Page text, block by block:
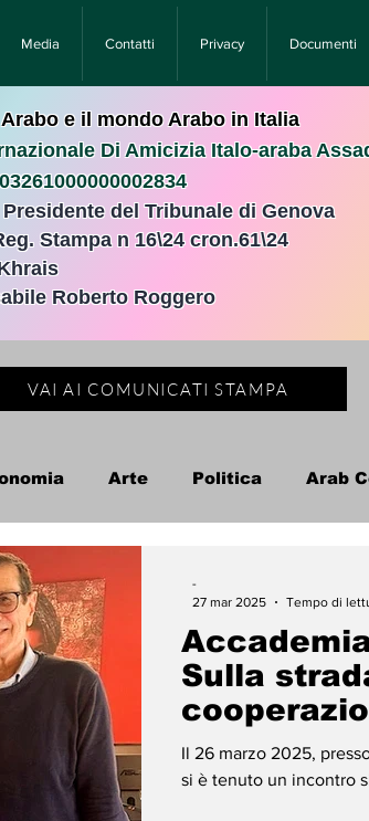
Media Contatti Privacy Documenti
e il mondo Arabo in Italia
Di Amicizia Italo-araba
del Tribunale di Genova
Stampa n 16\24 cron.61\24
Roberto Roggero
VAI AI COMUNICATI STAMPA
Arte Politica Arab
Archeologia Musica Cinema
Lega Araba Società
Sulla
​Il 26 marzo 2025,
si è tenuto un incontro
-
27 mar 2025
Tempo di